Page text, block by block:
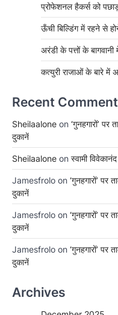
प्रोफेशनल हैकर्स को
ऊँची बिल्डिंग में रहने से
अरंडी के पत्तों के
कत्युरी राजाओं के बारे में
Recent
Sheilaalone on ‘गुनहगारों’
दुकानें
Sheilaalone on स्वामी
Jamesfrolo on ‘गुनहगारों’
दुकानें
Jamesfrolo on ‘गुनहगारों’
दुकानें
Jamesfrolo on ‘गुनहगारों’
दुकानें
Archives